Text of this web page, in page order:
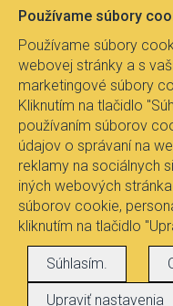
Všetky práva
Pavel
Používame súbory
Používame súbory
webovej stránky a s
marketingové súbory
Kliknutím na tlačidlo
používaním súborov
údajov o správaní na
reklamy na sociálnych
iných webových
súborov cookie,
kliknutím na tlačidlo
Súhlasím.
Upraviť nastavenia